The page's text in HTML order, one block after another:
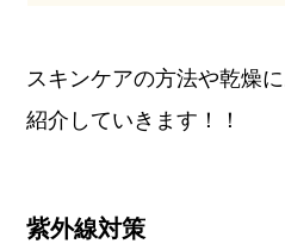
スキンケアの方法や乾燥
紹介していきます！！
紫外線対策